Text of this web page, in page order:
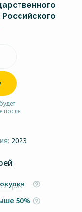
после
2023
прав
50%